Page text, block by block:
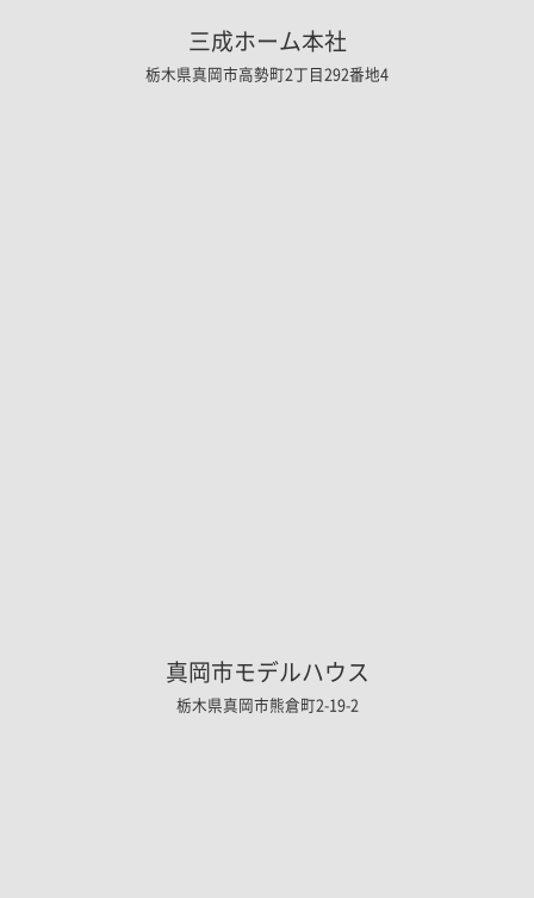
三成ホーム本社
栃木県真岡市高勢町2丁目292番地4
真岡市モデルハウス
栃木県真岡市熊倉町2-19-2